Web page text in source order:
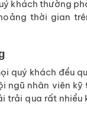
khách thường
thời gian
quý khách đều
ngũ nhân viên
qua rất